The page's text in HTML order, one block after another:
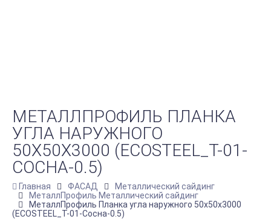
МЕТАЛЛПРОФИЛЬ ПЛАНКА
УГЛА НАРУЖНОГО
50Х50Х3000 (ECOSTEEL_T-01-
СОСНА-0.5)
Главная ФАСАД
Металлический сайдинг
МеталлПрофиль Металлический сайдинг
МеталлПрофиль Планка угла наружного 50х50х3000
(ECOSTEEL_T-01-Сосна-0.5)